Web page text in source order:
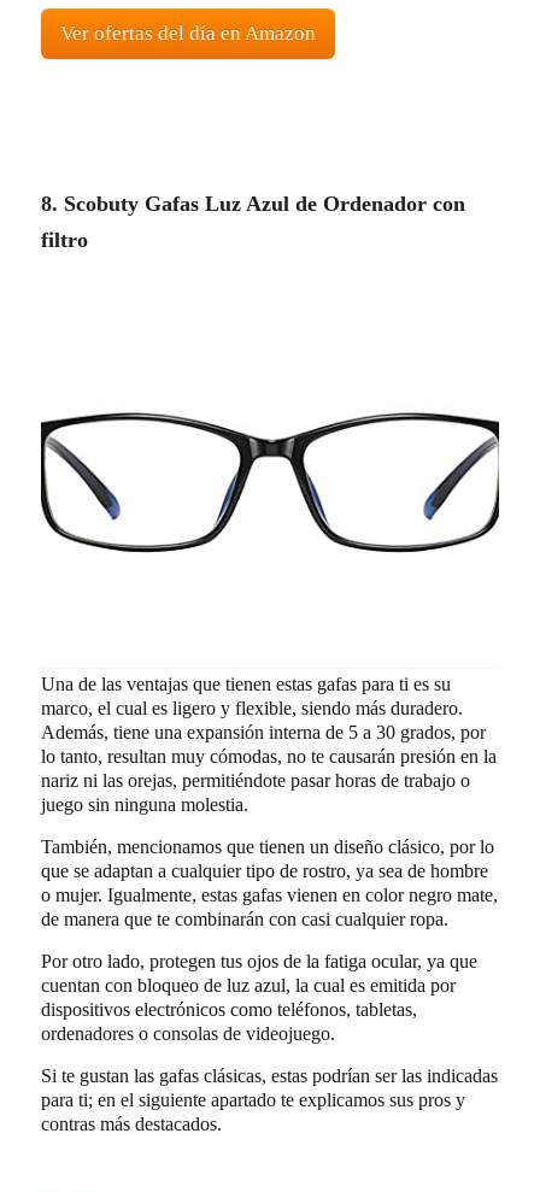
Ver ofertas del día en Amazon
8. Scobuty Gafas Luz Azul de Ordenador con
filtro
Una de las ventajas que tienen estas gafas para ti es su
marco, el cual es ligero y flexible, siendo más duradero.
Además, tiene una expansión interna de 5 a 30 grados, por
lo tanto, resultan muy cómodas, no te causarán presión en la
nariz ni las orejas, permitiéndote pasar horas de trabajo o
juego sin ninguna molestia.
También, mencionamos que tienen un diseño clásico, por lo
que se adaptan a cualquier tipo de rostro, ya sea de hombre
o mujer. Igualmente, estas gafas vienen en color negro mate,
de manera que te combinarán con casi cualquier ropa.
Por otro lado, protegen tus ojos de la fatiga ocular, ya que
cuentan con bloqueo de luz azul, la cual es emitida por
dispositivos electrónicos como teléfonos, tabletas,
ordenadores o consolas de videojuego.
Si te gustan las gafas clásicas, estas podrían ser las indicadas
para ti; en el siguiente apartado te explicamos sus pros y
contras más destacados.